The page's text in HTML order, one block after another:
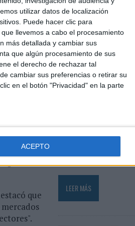
utilizar datos de localización
Puede hacer clic para
llevemos a cabo el procesamiento
más detallada y cambiar sus
que algún procesamiento de sus
el derecho de rechazar tal
cambiar sus preferencias o retirar su
en el botón "Privacidad" en la parte
ACEPTO
los
las
para
su
de
que
Arias): “La
marca a
medición
la misma ...
Luis Arquillos
Arias en un
enfrenta a un
presión competitiva
LEER MÁS